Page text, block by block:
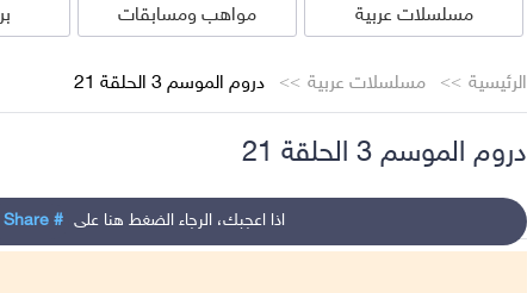
ابراج يومية عالم الأناقة
مسلسلات عربية مواهب ومسابقات
الرئيسية مسلسلات عربية دروم الموسم 3 الحلقة 21
دروم الموسم 3 الحلقة 21
اذا اعجبك، الرجاء الضغط هنا على # Share #